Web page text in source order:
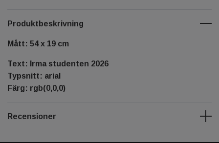
Produktbeskrivning
Mått: 54 x 19 cm
Text: Irma studenten 2026
Typsnitt: arial
Färg: rgb(0,0,0)
Recensioner